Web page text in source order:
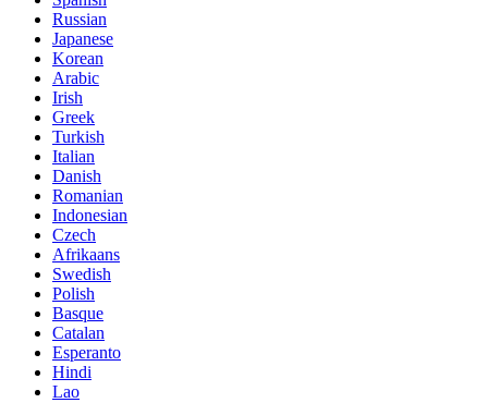
Russian
Japanese
Korean
Arabic
Irish
Greek
Turkish
Italian
Danish
Romanian
Indonesian
Czech
Afrikaans
Swedish
Polish
Basque
Catalan
Esperanto
Hindi
Lao